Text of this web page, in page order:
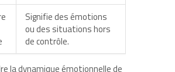
Signifie des émotions
ou des situations hors
de contrôle.
la dynamique émotionnelle de